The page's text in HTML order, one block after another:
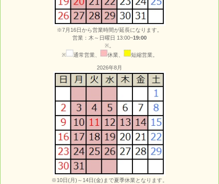
※7月16日から営業時間が延長になります。
営業：木～日曜日 13:00~19:00
※。
※
通常営業、 休業、 短縮営業。
2026年8月
※10日(月)～14日(金)まで夏季休業となります。